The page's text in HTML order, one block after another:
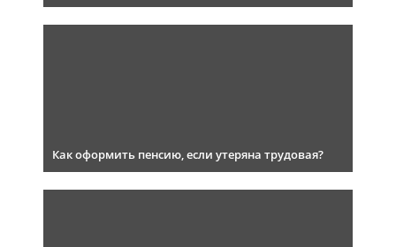
Как оформить пенсию, если утеряна трудовая?